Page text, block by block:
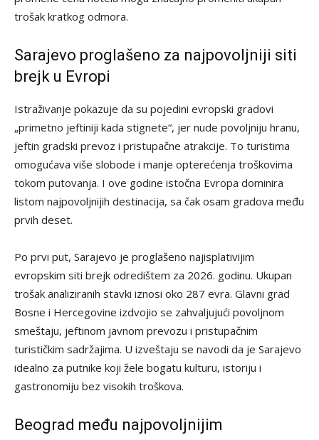
trošak kratkog odmora.
Sarajevo proglašeno za najpovoljniji siti
brejk u Evropi
Istraživanje pokazuje da su pojedini evropski gradovi
„primetno jeftiniji kada stignete“, jer nude povoljniju hranu,
jeftin gradski prevoz i pristupačne atrakcije. To turistima
omogućava više slobode i manje opterećenja troškovima
tokom putovanja. I ove godine istočna Evropa dominira
listom najpovoljnijih destinacija, sa čak osam gradova među
prvih deset.
Po prvi put, Sarajevo je proglašeno najisplativijim
evropskim siti brejk odredištem za 2026. godinu. Ukupan
trošak analiziranih stavki iznosi oko 287 evra. Glavni grad
Bosne i Hercegovine izdvojio se zahvaljujući povoljnom
smeštaju, jeftinom javnom prevozu i pristupačnim
turističkim sadržajima. U izveštaju se navodi da je Sarajevo
idealno za putnike koji žele bogatu kulturu, istoriju i
gastronomiju bez visokih troškova.
Beograd među najpovoljnijim